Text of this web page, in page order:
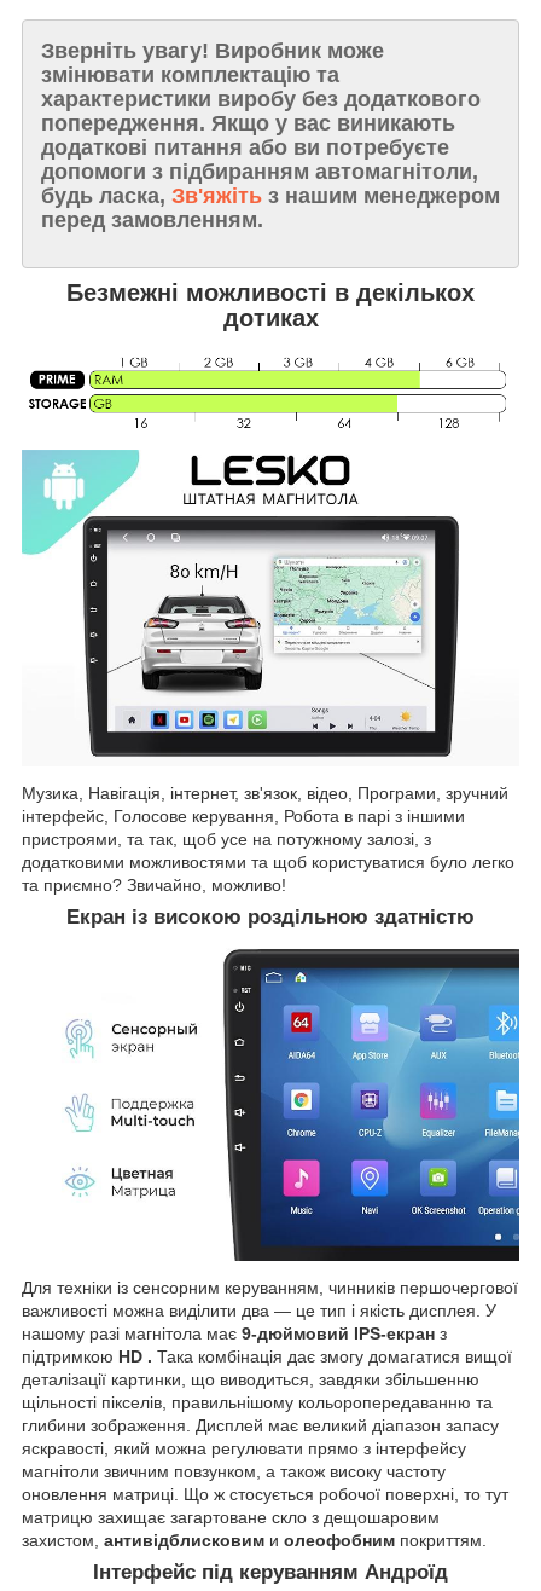
Зверніть увагу! Виробник може
змінювати комплектацію та
характеристики виробу без додаткового
попередження. Якщо у вас виникають
додаткові питання або ви потребуєте
допомоги з підбиранням автомагнітоли,
будь ласка, Зв'яжіть з нашим менеджером
перед замовленням.
Безмежні можливості в декількох
дотиках
Музика, Навігація, інтернет, зв'язок, відео, Програми, зручний
інтерфейс, Голосове керування, Робота в парі з іншими
пристроями, та так, щоб усе на потужному залозі, з
додатковими можливостями та щоб користуватися було легко
та приємно? Звичайно, можливо!
Екран із високою роздільною здатністю
Для техніки із сенсорним керуванням, чинників першочергової
важливості можна виділити два — це тип і якість дисплея. У
нашому разі магнітола має 9-дюймовий IPS-екран з
підтримкою HD . Така комбінація дає змогу домагатися вищої
деталізації картинки, що виводиться, завдяки збільшенню
щільності пікселів, правильнішому кольоропередаванню та
глибини зображення. Дисплей має великий діапазон запасу
яскравості, який можна регулювати прямо з інтерфейсу
магнітоли звичним повзунком, а також високу частоту
оновлення матриці. Що ж стосується робочої поверхні, то тут
матрицю захищає загартоване скло з дещошаровим
захистом, антивідблисковим и олеофобним покриттям.
Інтерфейс під керуванням Андроїд